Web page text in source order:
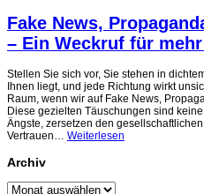
Fake News,
– Ein Weckruf für
Stellen Sie sich vor, Sie stehen in
Ihnen liegt, und jede Richtung wirkt
Raum, wenn wir auf Fake News,
Diese gezielten Täuschungen sind
Ängste, zersetzen den
Vertrauen… Weiterlesen
Archiv
Archiv